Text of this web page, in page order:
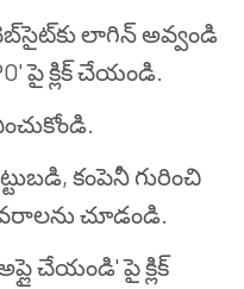
లాగిన్ అవ్వండి
క్లిక్ చేయండి.
కంపెనీ గురించి
చూడండి.
చేయండి' పై క్లిక్